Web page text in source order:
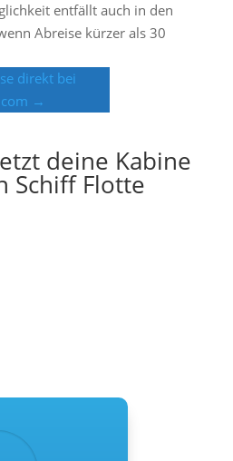
entfällt auch in den
Abreise kürzer als 30
direkt bei
→
deine Kabine
Schiff Flotte